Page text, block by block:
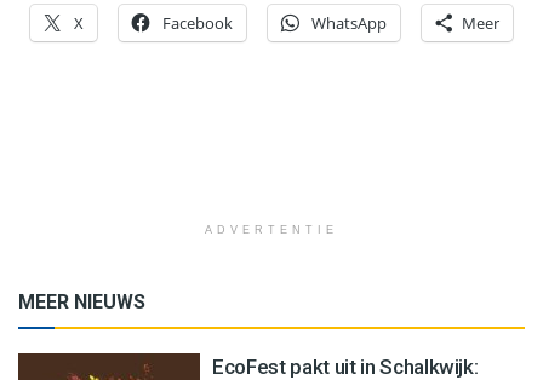
X Facebook WhatsApp Meer
ADVERTENTIE
MEER NIEUWS
EcoFest pakt uit in Schalkwijk: